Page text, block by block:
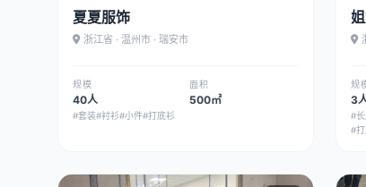
夏夏服饰
浙江省 · 温州市 · 瑞安市
规模
40人
面积
500㎡
#套装#衬衫#小件#打底衫
规
3
#
#